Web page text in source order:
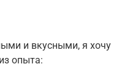
и вкусными, я хочу
опыта: